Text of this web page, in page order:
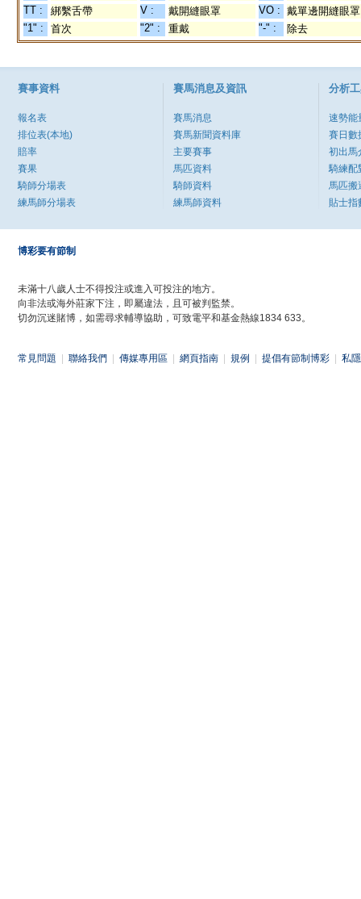
TT : 綁繫舌帶 V : 戴開縫眼罩 VO : 戴單邊開縫眼罩
"1" :
首次 "2" : 重戴 "-" : 除去
賽事資料
報名表
排位表(本地)
賠率
賽果
騎師分場表
練馬師分場表
賽馬消息及資訊
賽馬消息
賽馬新聞資料庫
主要賽事
馬匹資料
騎師資料
練馬師資料
分析
速勢能
賽日數
初出馬
騎練配
馬匹搬
貼士指
博彩要有節制
未滿十八歲人士不得投注或進入可投注的地方。
向非法或海外莊家下注，即屬違法，且可被判監禁。
切勿沉迷賭博，如需尋求輔導協助，可致電平和基金熱線1834 633。
常見問題 聯絡我們 傳媒專用區 網頁指南 規例 提倡有節制博彩 私